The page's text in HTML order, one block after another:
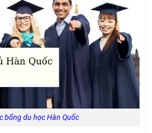
bổng du học Hàn Quốc